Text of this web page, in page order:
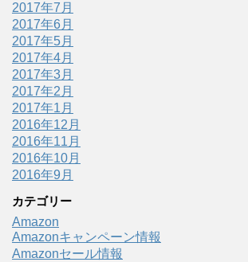
2017年7月
2017年6月
2017年5月
2017年4月
2017年3月
2017年2月
2017年1月
2016年12月
2016年11月
2016年10月
2016年9月
カテゴリー
Amazon
Amazonキャンペーン情報
Amazonセール情報